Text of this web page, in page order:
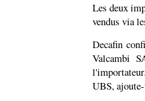
Les deux
vendus via
Decafin
Valcambi
UBS,